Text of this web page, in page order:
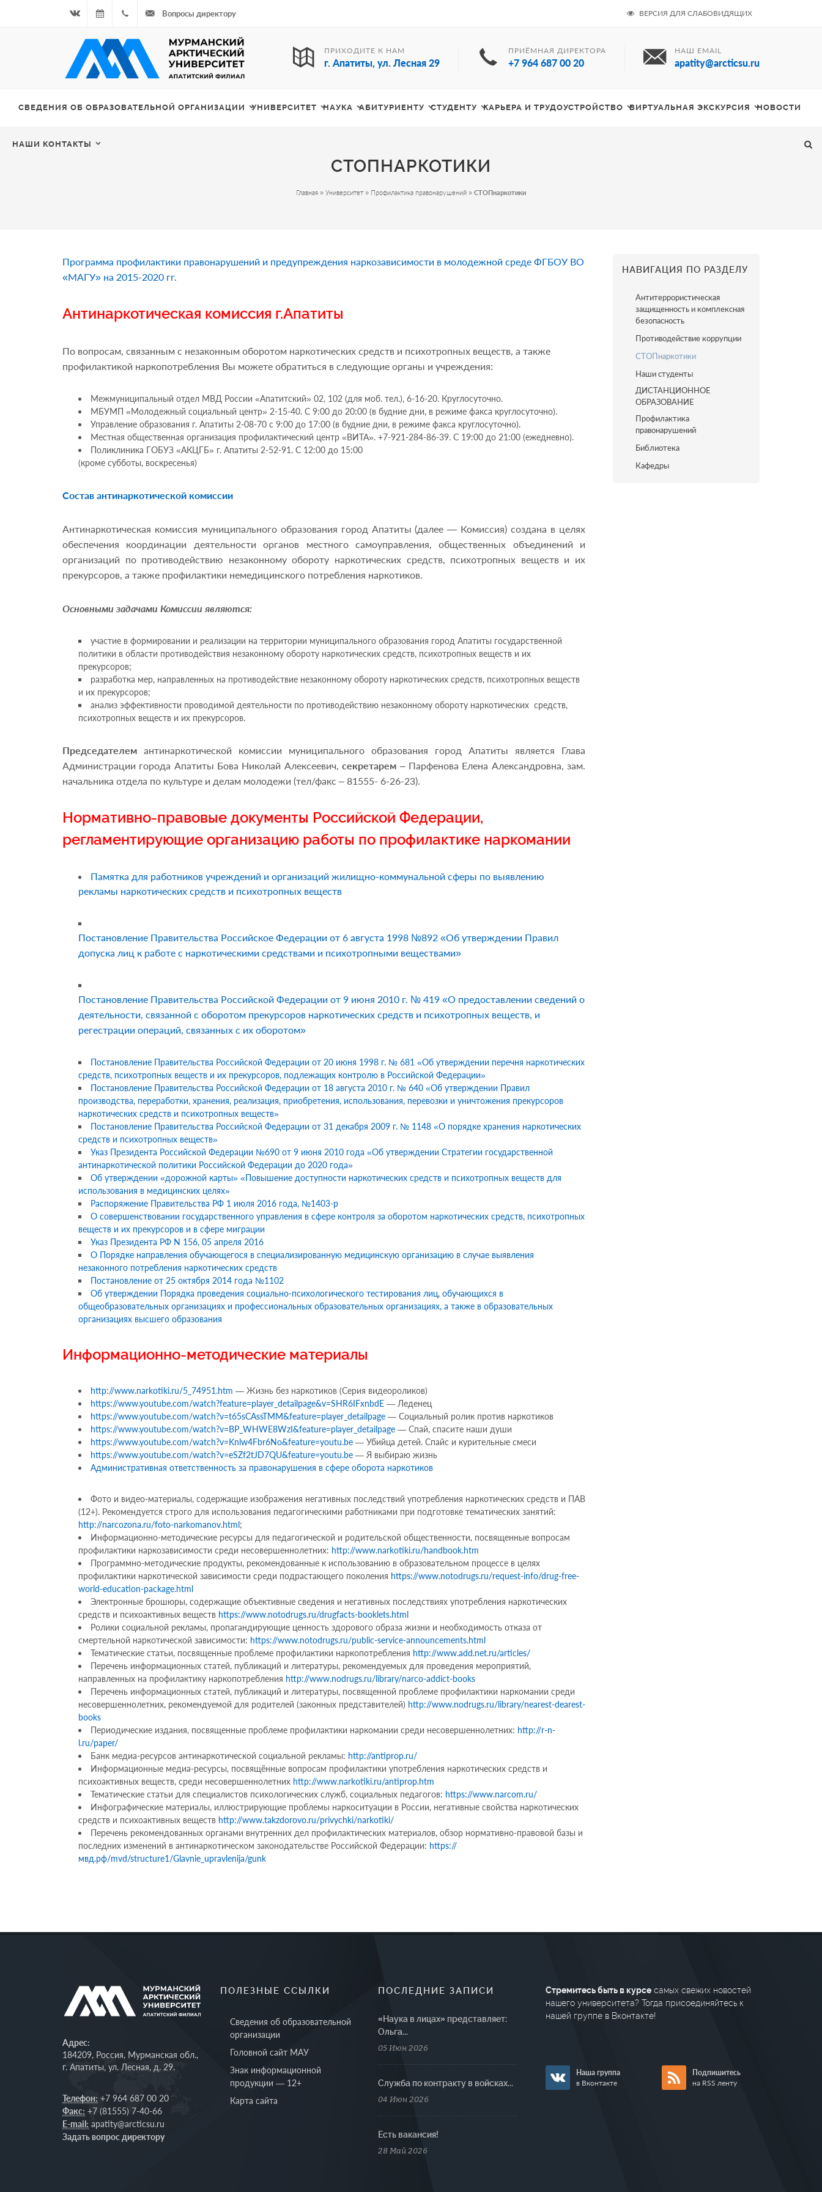
Вконтакте08.08.2026
- Чётная
+7
964
Вопросы директору ВЕРСИЯ ДЛЯ СЛАБОВИДЯЩИХ
ПРИХОДИТЕ К НАМ
г. Апатиты, ул. Лесная 29
ПРИЁМНАЯ ДИРЕКТОРА
+7 964 687 00 20
НАШ EMAIL
apatity@arcticsu.ru
СВЕДЕНИЯ ОБ ОБРАЗОВАТЕЛЬНОЙ ОРГАНИЗАЦИИ УНИВЕРСИТЕТ НАУКА АБИТУРИЕНТУ СТУДЕНТУ КАРЬЕРА И ТРУДОУСТРОЙСТВО ВИРТУАЛЬНАЯ ЭКСКУРСИЯ НОВОСТИ
НАШИ КОНТАКТЫ
СТОПНАРКОТИКИ
Главная » Университет» Профилактика правонарушений » СТОПнаркотики
Программа профилактики правонарушений и предупреждения наркозависимости в молодежной среде ФГБОУ ВО
«МАГУ» на 2015-2020 гг.
Антинаркотическая комиссия г.Апатиты
По вопросам, связанным с незаконным оборотом наркотических средств и психотропных веществ, а также
профилактикой наркопотребления Вы можете обратиться в следующие органы и учреждения:
Межмуниципальный отдел МВД России «Апатитский» 02, 102 (для моб. тел.), 6-16-20. Круглосуточно.
МБУМП «Молодежный социальный центр» 2-15-40. С 9:00 до 20:00 (в будние дни, в режиме факса круглосуточно).
Управление образования г. Апатиты 2-08-70 с 9:00 до 17:00 (в будние дни, в режиме факса круглосуточно).
Местная общественная организация профилактический центр «ВИТА». +7-921-284-86-39. С 19:00 до 21:00 (ежедневно).
Поликлиника ГОБУЗ «АКЦГБ» г. Апатиты 2-52-91. С 12:00 до 15:00
(кроме субботы, воскресенья)
Состав антинаркотической комиссии
Антинаркотическая комиссия муниципального образования город Апатиты (далее — Комиссия) создана в целях
обеспечения координации деятельности органов местного самоуправления, общественных объединений и
организаций по противодействию незаконному обороту наркотических средств, психотропных веществ и их
прекурсоров, а также профилактики немедицинского потребления наркотиков.
Основными задачами Комиссии являются:
участие в формировании и реализации на территории муниципального образования город Апатиты государственной
политики в области противодействия незаконному обороту наркотических средств, психотропных веществ и их
прекурсоров;
разработка мер, направленных на противодействие незаконному обороту наркотических средств, психотропных веществ
и их прекурсоров;
анализ эффективности проводимой деятельности по противодействию незаконному обороту наркотических средств,
психотропных веществ и их прекурсоров.
Председателем антинаркотической комиссии муниципального образования город Апатиты является Глава
Администрации города Апатиты Бова Николай Алексеевич,секретарем – Парфенова Елена Александровна, зам.
начальника отдела по культуре и делам молодежи (тел/факс – 81555- 6-26-23).
Нормативно-правовые документы Российской Федерации,
регламентирующие организацию работы по профилактике наркомании
Памятка для работников учреждений и организаций жилищно-коммунальной сферы по выявлению
рекламы наркотических средств и психотропных веществ
Постановление Правительства Российское Федерации от 6 августа 1998 №892 «Об утверждении Правил
допуска лиц к работе с наркотическими средствами и психотропными веществами»
Постановление Правительства Российской Федерации от 9 июня 2010 г. № 419 «О предоставлении сведений о
деятельности, связанной с оборотом прекурсоров наркотических средств и психотропных веществ, и
регестрации операций, связанных с их оборотом»
Постановление Правительства Российской Федерации от 20 июня 1998 г. № 681 «Об утверждении перечня наркотических
средств, психотропных веществ и их прекурсоров, подлежащих контролю в Российской Федерации»
Постановление Правительства Российской Федерации от 18 августа 2010 г. № 640 «Об утверждении Правил
производства, переработки, хранения, реализация, приобретения, использования, перевозки и уничтожения прекурсоров
наркотических средств и психотропных веществ»
Постановление Правительства Российской Федерации от 31 декабря 2009 г. № 1148 «О порядке хранения наркотических
средств и психотропных веществ»
Указ Президента Российской Федерации №690 от 9 июня 2010 года «Об утверждении Стратегии государственной
антинаркотической политики Российской Федерации до 2020 года»
Об утверждении «дорожной карты» «Повышение доступности наркотических средств и психотропных веществ для
использования в медицинских целях»
Распоряжение Правительства РФ 1 июля 2016 года, №1403-р
О совершенствовании государственного управления в сфере контроля за оборотом наркотических средств, психотропных
веществ и их прекурсоров и в сфере миграции
Указ Президента РФ N 156, 05 апреля 2016
О Порядке направления обучающегося в специализированную медицинскую организацию в случае выявления
незаконного потребления наркотических средств
Постановление от 25 октября 2014 года №1102
Об утверждении Порядка проведения социально-психологического тестирования лиц, обучающихся в
общеобразовательных организациях и профессиональных образовательных организациях, а также в образовательных
организациях высшего образования
Информационно-методические материалы
http://www.narkotiki.ru/5_74951.htm — Жизнь без наркотиков (Серия видеороликов)
https://www.youtube.com/watch?feature=player_detailpage&v=SHR6IFxnbdE— Леденец
https://www.youtube.com/watch?v=t65sCAssTMM&feature=player_detailpage— Социальный ролик против наркотиков
https://www.youtube.com/watch?v=BP_WHWE8WzI&feature=player_detailpage— Спай, спасите наши души
https://www.youtube.com/watch?v=Knlw4Fbr6No&feature=youtu.be— Убийца детей. Спайс и курительные смеси
https://www.youtube.com/watch?v=eSZf2tJD7QU&feature=youtu.be— Я выбираю жизнь
Административная ответственность за правонарушения в сфере оборота наркотиков
Фото и видео-материалы, содержащие изображения негативных последствий употребления наркотических средств и ПАВ
(12+). Рекомендуется строго для использования педагогическими работниками при подготовке тематических занятий:
http://narcozona.ru/foto-narkomanov.html;
Информационно-методические ресурсы для педагогической и родительской общественности, посвященные вопросам
профилактики наркозависимости среди несовершеннолетних: http://www.narkotiki.ru/handbook.htm
Программно-методические продукты, рекомендованные к использованию в образовательном процессе в целях
профилактики наркотической зависимости среди подрастающего поколения https://www.notodrugs.ru/request-info/drug-free-
world-education-package.html
Электронные брошюры, содержащие объективные сведения и негативных последствиях употребления наркотических
средств и психоактивных веществ https://www.notodrugs.ru/drugfacts-booklets.html
Ролики социальной рекламы, пропагандирующие ценность здорового образа жизни и необходимость отказа от
смертельной наркотической зависимости: https://www.notodrugs.ru/public-service-announcements.html
Тематические статьи, посвященные проблеме профилактики наркопотребления http://www.add.net.ru/articles/
Перечень информационных статей, публикаций и литературы, рекомендуемых для проведения мероприятий,
направленных на профилактику наркопотребления http://www.nodrugs.ru/library/narco-addict-books
Перечень информационных статей, публикаций и литературы, посвященной проблеме профилактики наркомании среди
несовершеннолетних, рекомендуемой для родителей (законных представителей) http://www.nodrugs.ru/library/nearest-dearest-
books
Периодические издания, посвященные проблеме профилактики наркомании среди несовершеннолетних: http://r-n-
l.ru/paper/
Банк медиа-ресурсов антинаркотической социальной рекламы: http://antiprop.ru/
Информационные медиа-ресурсы, посвящённые вопросам профилактики употребления наркотических средств и
психоактивных веществ, среди несовершеннолетних http://www.narkotiki.ru/antiprop.htm
Тематические статьи для специалистов психологических служб, социальных педагогов: https://www.narcom.ru/
Инфографические материалы, иллюстрирующие проблемы наркоситуации в России, негативные свойства наркотических
средств и психоактивных веществ http://www.takzdorovo.ru/privychki/narkotiki/
Перечень рекомендованных органами внутренних дел профилактических материалов, обзор нормативно-правовой базы и
последних изменений в антинаркотическом законодательстве Российской Федерации: https://
мвд.рф/mvd/structure1/Glavnie_upravlenija/gunk
НАВИГАЦИЯ ПО РАЗДЕЛУ
Антитеррористическая
защищенность и комплексная
безопасность
Противодействие коррупции
СТОПнаркотики
Наши студенты
ДИСТАНЦИОННОЕ
ОБРАЗОВАНИЕ
Профилактика
правонарушений
Библиотека
Кафедры
Адрес:
184209, Россия, Мурманская обл.,
г. Апатиты, ул. Лесная, д. 29.
Телефон: +7 964 687 00 20
Факс: +7 (81555) 7-40-66
E-mail: apatity@arcticsu.ru
Задать вопрос директору
ПОЛЕЗНЫЕ ССЫЛКИ
Сведения об образовательной
организации
Головной сайт МАУ
Знак информационной
продукции — 12+
Карта сайта
ПОСЛЕДНИЕ ЗАПИСИ
«Наука в лицах» представляет:
Ольга...
05 Июн 2026
Cлужба по контракту в войсках...
04 Июн 2026
Есть вакансия!
28 Май 2026
Стремитесь быть в курсе самых свежих новостей
нашего университета? Тогда присоединяйтесь к
нашей группе в Вконтакте!
Наша группа
в Вконтакте
Подпишитесь
на RSS ленту